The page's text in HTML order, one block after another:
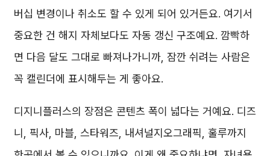
버십 변경이나 취소도 할 수 있게 되어 있거든요. 여기서
중요한 건 해지 자체보다도 자동 갱신 구조예요. 깜빡하
면 다음 달도 그대로 빠져나가니까, 잠깐 쉬려는 사람은
꼭 캘린더에 표시해두는 게 좋아요.
디지니플러스의 장점은 콘텐츠 폭이 넓다는 거예요. 디즈
니, 픽사, 마블, 스타워즈, 내셔널지오그래픽, 훌루까지